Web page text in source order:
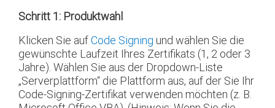
Schritt 1: Produktwahl
Klicken Sie aufCode Signing und wählen Sie die
gewünschte Laufzeit Ihres Zertifikats (1, 2 oder 3
Jahre). Wählen Sie aus der Dropdown-Liste
„Serverplattform“ die Plattform aus, auf der Sie Ihr
Code-Signing-Zertifikat verwenden möchten (z. B.